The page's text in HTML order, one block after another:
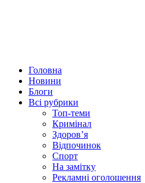
Головна
Новини
Блоги
Всі рубрики
Топ-теми
Кримінал
Здоров’я
Відпочинок
Спорт
На замітку
Рекламні оголошення